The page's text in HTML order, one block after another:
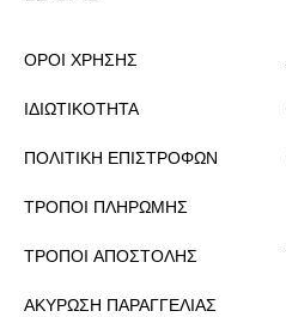
ΟΡΟΙ ΧΡΗΣΗΣ
ΙΔΙΩΤΙΚΟΤΗΤΑ
ΠΟΛΙΤΙΚΗ ΕΠΙΣΤΡΟΦΩΝ
ΤΡΟΠΟΙ ΠΛΗΡΩΜΗΣ
ΤΡΟΠΟΙ ΑΠΟΣΤΟΛΗΣ
ΑΚΥΡΩΣΗ ΠΑΡΑΓΓΕΛΙΑΣ